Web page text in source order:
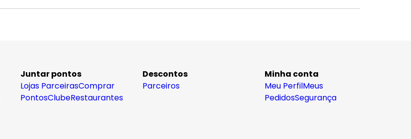
Juntar pontos
Lojas ParceirasComprar
PontosClubeRestaurantes
Descontos
Parceiros
Minha conta
Meu PerfilMeus
PedidosSegurança